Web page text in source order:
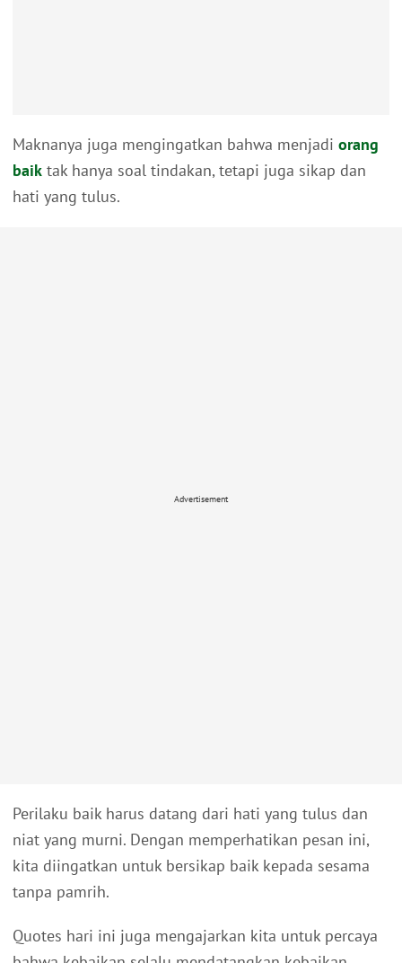
Maknanya juga mengingatkan bahwa menjadi orang
baik tak hanya soal tindakan, tetapi juga sikap dan
hati yang tulus.
Advertisement
Perilaku baik harus datang dari hati yang tulus dan
niat yang murni. Dengan memperhatikan pesan ini,
kita diingatkan untuk bersikap baik kepada sesama
tanpa pamrih.
Quotes hari ini juga mengajarkan kita untuk percaya